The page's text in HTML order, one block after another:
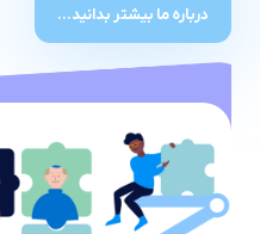
درباره ما بیشتر بدانید...